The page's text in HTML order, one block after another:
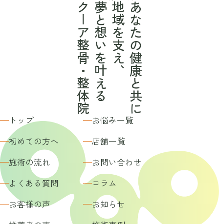
あなたの健康と共に
地域を支え、
夢と想いを叶える
クーア整骨・整体院
トップ
お悩み一覧
初めての方へ
店舗一覧
施術の流れ
お問い合わせ
よくある質問
コラム
お客様の声
お知らせ